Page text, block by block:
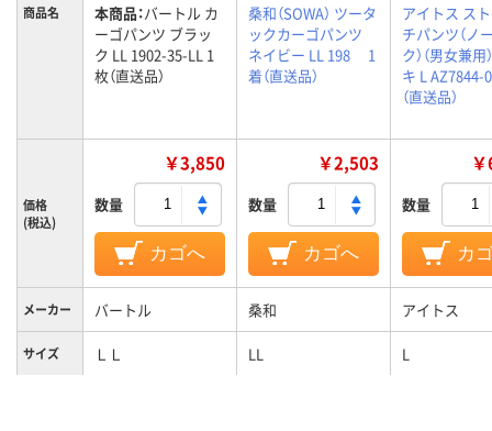
商品名 本商品：バートル カ
ーゴパンツ ブラッ
ク LL 1902-35-LL 1
枚（直送品）
桑和（SOWA） ツータ
ックカーゴパンツ
ネイビー LL 198 1
着（直送品）
アイトス ス
チパンツ（ノ
ク）（男女兼用
キ L AZ7844-
（直送品）
価格
(税込)
￥3,850
数量
カゴへ
￥2,503
数量
カゴへ
数量
カ
メーカー バートル 桑和 アイトス
サイズ ＬＬ LL L